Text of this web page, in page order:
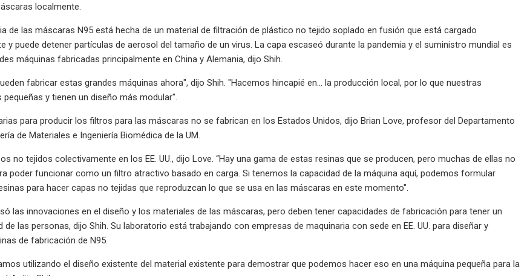
localmente.
de las máscaras N95 está hecha de un material de filtración de plástico no tejido soplado en fusión que está cargado
y puede detener partículas de aerosol del tamaño de un virus. La capa escaseó durante la pandemia y el suministro mundial es
máquinas fabricadas principalmente en China y Alemania, dijo Shih.
fabricar estas grandes máquinas ahora", dijo Shih. "Hacemos hincapié en... la producción local, por lo que nuestras
y tienen un diseño más modular".
para producir los filtros para las máscaras no se fabrican en los Estados Unidos, dijo Brian Love, profesor del Departamento
de Materiales e Ingeniería Biomédica de la UM.
no tejidos colectivamente en los EE. UU., dijo Love. “Hay una gama de estas resinas que se producen, pero muchas de ellas no
poder funcionar como un filtro atractivo basado en carga. Si tenemos la capacidad de la máquina aquí, podemos formular
para hacer capas no tejidas que reproduzcan lo que se usa en las máscaras en este momento".
las innovaciones en el diseño y los materiales de las máscaras, pero deben tener capacidades de fabricación para tener un
de las personas, dijo Shih. Su laboratorio está trabajando con empresas de maquinaria con sede en EE. UU. para diseñar y
de fabricación de N95.
utilizando el diseño existente del material existente para demostrar que podemos hacer eso en una máquina pequeña para la